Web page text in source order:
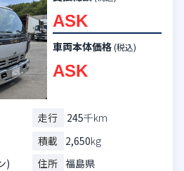
ASK
車両本体価格 (税込)
ASK
走行 245千km
積載 2,650kg
) 住所 福島県